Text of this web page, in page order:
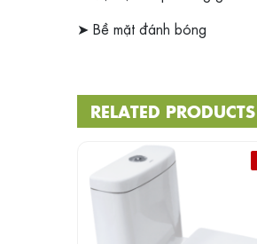
➤ Bề mặt đánh bóng
RELATED PRODUCTS